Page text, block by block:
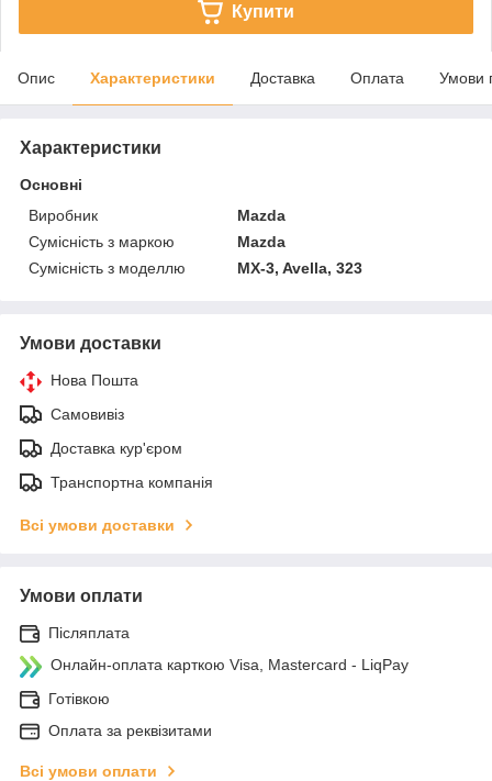
Купити
Опис Характеристики Доставка Оплата Умови
Характеристики
Основні
Виробник
Mazda
Сумісність з маркою
Mazda
Сумісність з моделлю
MX-3, Avella, 323
Умови доставки
Нова Пошта
Самовивіз
Доставка кур'єром
Транспортна компанія
Всі умови доставки
Умови оплати
Післяплата
Онлайн-оплата карткою Visa, Mastercard - LiqPay
Готівкою
Оплата за реквізитами
Всі умови оплати